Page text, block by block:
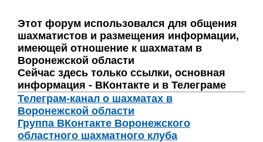
Этот форум использовался для общения
шахматистов и размещения информации,
имеющей отношение к шахматам в
Воронежской области
Сейчас здесь только ссылки, основная
информация - ВКонтакте и в Телеграме
Телеграм-канал о шахматах в
Воронежской области
Группа ВКонтакте Воронежского
областного шахматного клуба